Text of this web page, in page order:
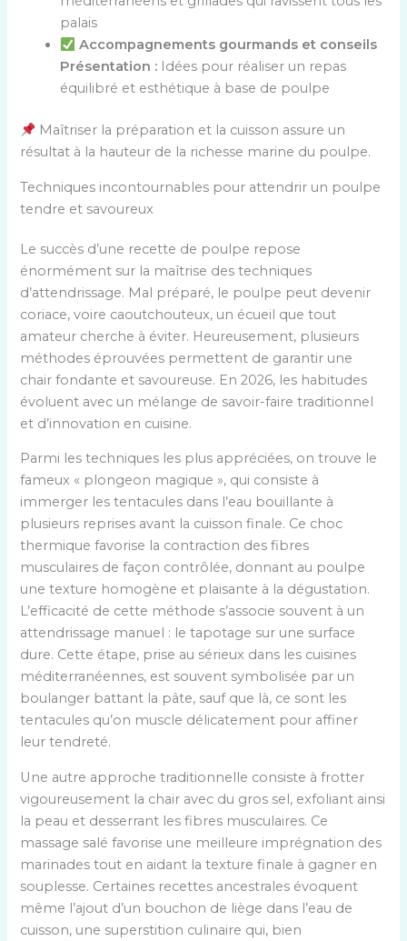
palais
Accompagnements gourmands et conseils
Présentation : Idées pour réaliser un repas
équilibré et esthétique à base de poulpe
Maîtriser la préparation et la cuisson assure un
résultat à la hauteur de la richesse marine du poulpe.
Techniques incontournables pour attendrir un poulpe
tendre et savoureux
Le succès d’une recette de poulpe repose
énormément sur la maîtrise des techniques
d’attendrissage. Mal préparé, le poulpe peut devenir
coriace, voire caoutchouteux, un écueil que tout
amateur cherche à éviter. Heureusement, plusieurs
méthodes éprouvées permettent de garantir une
chair fondante et savoureuse. En 2026, les habitudes
évoluent avec un mélange de savoir-faire traditionnel
et d’innovation en cuisine.
Parmi les techniques les plus appréciées, on trouve le
fameux « plongeon magique », qui consiste à
immerger les tentacules dans l’eau bouillante à
plusieurs reprises avant la cuisson finale. Ce choc
thermique favorise la contraction des fibres
musculaires de façon contrôlée, donnant au poulpe
une texture homogène et plaisante à la dégustation.
L’efficacité de cette méthode s’associe souvent à un
attendrissage manuel : le tapotage sur une surface
dure. Cette étape, prise au sérieux dans les cuisines
méditerranéennes, est souvent symbolisée par un
boulanger battant la pâte, sauf que là, ce sont les
tentacules qu’on muscle délicatement pour affiner
leur tendreté.
Une autre approche traditionnelle consiste à frotter
vigoureusement la chair avec du gros sel, exfoliant ainsi
la peau et desserrant les fibres musculaires. Ce
massage salé favorise une meilleure imprégnation des
marinades tout en aidant la texture finale à gagner en
souplesse. Certaines recettes ancestrales évoquent
même l’ajout d’un bouchon de liège dans l’eau de
cuisson, une superstition culinaire qui, bien